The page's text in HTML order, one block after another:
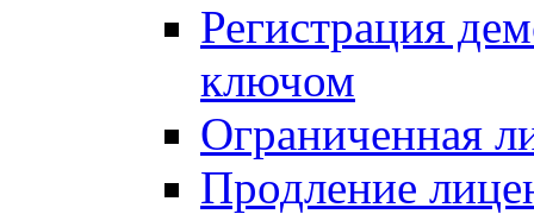
Регистрация
ключом
Ограниченная
Продление